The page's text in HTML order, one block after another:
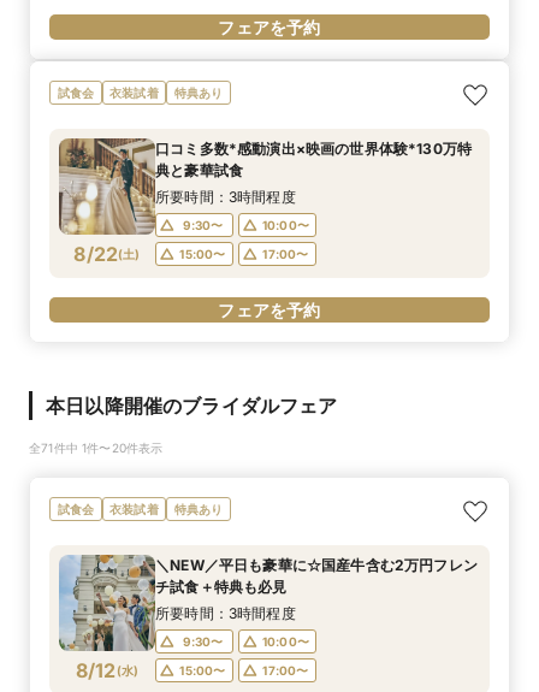
フェアを予約
試食会 衣装試着 特典あり
8/22(土)
口コミ多数*感動演出×映画の世界体験*130万特
典と豪華試食
所要時間：3時間程度
9:30〜
10:00〜
15:00〜
17:00〜
フェアを予約
本日以降開催のブライダルフェア
全71件中 1件〜20件表示
試食会 衣装試着 特典あり
8/12(水)
＼NEW／平日も豪華に☆国産牛含む2万円フレン
チ試食＋特典も必見
所要時間：3時間程度
9:30〜
10:00〜
15:00〜
17:00〜